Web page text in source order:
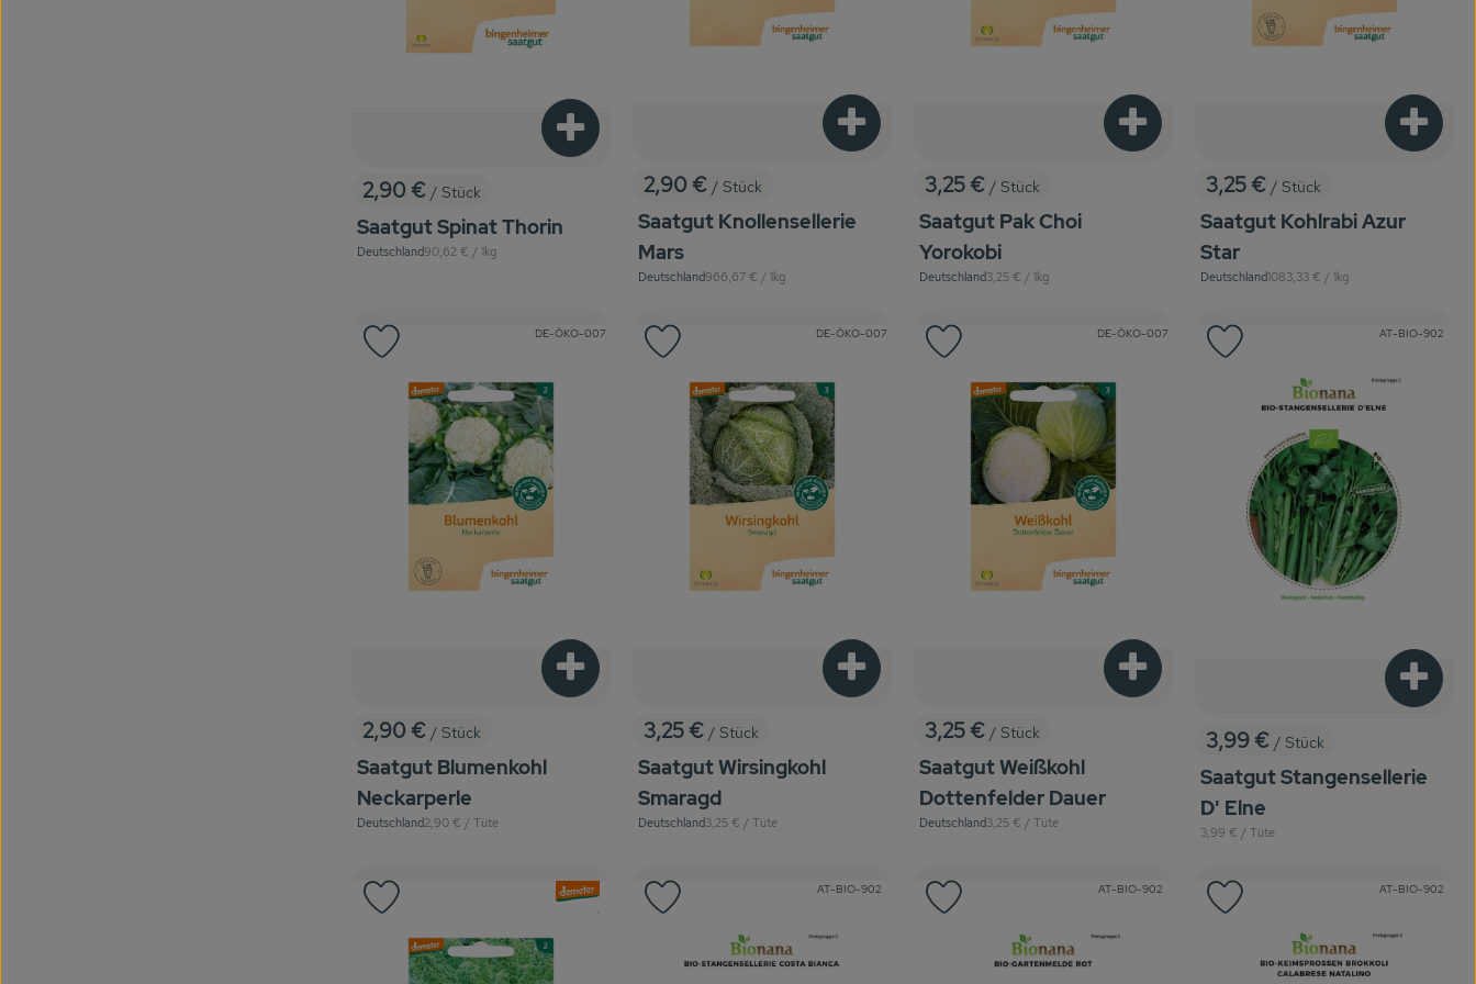
, Preis:
2,90 € / Stück
Saatgut Spinat Thorin
, Herkunft:
Deutschland, Referenzpreis:
90,62 € / 1kg
Produkt zum Warenkorb hinzufügen
, Preis:
2,90 € / Stück
Saatgut Knollensellerie
Mars
, Herkunft:
Deutschland, Referenzpreis:
966,67 € / 1kg
Produkt zum Warenkorb hinzufügen
, Preis:
3,25 € / Stück
Saatgut Pak Choi
Yorokobi
, Herkunft:
Deutschland, Referenzpreis:
3,25 € / 1kg
Produkt zum Warenkorb hinzufügen
, Preis:
3,25 € / Stück
Saatgut Kohlrabi Azur
Star
, Herkunft:
Deutschland, Referenzpreis:
1083,33 € / 1kg
, Preis:
2,90 € / Stück
Saatgut Blumenkohl
Neckarperle
, Herkunft:
Deutschland, Referenzpreis:
2,90 € / Tüte
Produkt zum Warenkorb hinzufügen
, Kontrollstelle:
DE-ÖKO-007
Produkt zu Favouriten hinzufügen
, Preis:
3,25 € / Stück
Saatgut Wirsingkohl
Smaragd
, Herkunft:
Deutschland, Referenzpreis:
3,25 € / Tüte
Produkt zum Warenkorb hinzufügen
, Kontrollstelle:
DE-ÖKO-007
Produkt zu Favouriten hinzufügen
, Preis:
3,25 € / Stück
Saatgut Weißkohl
Dottenfelder Dauer
, Herkunft:
Deutschland, Referenzpreis:
3,25 € / Tüte
Produkt zum Warenkorb hinzufügen
, Kontrollstelle:
DE-ÖKO-007
Produkt zu Favouriten hinzufügen
, Preis:
3,99 € / Stück
Saatgut Stangensellerie
D' Elne
, Referenzpreis:
3,99 € / Tüte
, Kontrollstelle:
AT-BIO-902
, Verband:
, Kontrollstelle:
.
Produkt zu Favouriten hinzufügen
, Kontrollstelle:
AT-BIO-902
Produkt zu Favouriten hinzufügen
, Kontrollstelle:
AT-BIO-902
Produkt zu Favouriten hinzufügen
, Kontrollstelle:
AT-BIO-902